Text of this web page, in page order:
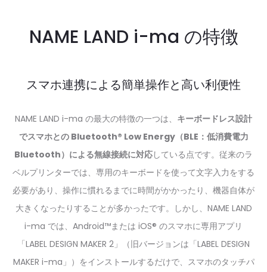
NAME LAND i-ma の特徴
スマホ連携による簡単操作と高い利便性
NAME LAND i-ma の最大の特徴の一つは、 キーボードレス設計
でスマホとの Bluetooth® Low Energy（BLE：低消費電力
Bluetooth）による無線接続に対応している点です。従来のラ
ベルプリンターでは、専用のキーボードを使って文字入力をする
必要があり、操作に慣れるまでに時間がかかったり、機器自体が
大きくなったりすることが多かったです。しかし、NAME LAND
i-ma では、Android™または iOS® のスマホに専用アプリ
「LABEL DESIGN MAKER 2」（旧バージョンは「LABEL DESIGN
MAKER i-ma」）をインストールするだけで、スマホのタッチパ